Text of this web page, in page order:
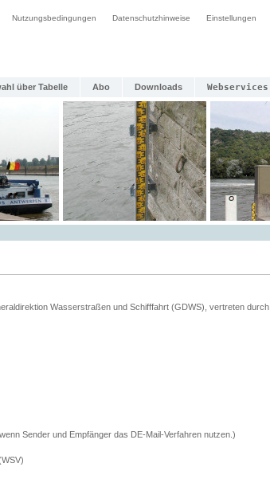
Nutzungsbedingungen Datenschutzhinweise Einstellungen
über Tabelle Abo Downloads Webservices
Wasserstraßen und Schifffahrt (GDWS), vertreten durch
Sender und Empfänger das DE-Mail-Verfahren nutzen.)